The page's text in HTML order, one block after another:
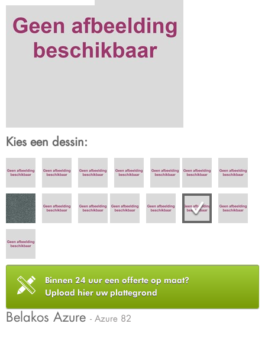
Kies een dessin:
Binnen 24 uur een offerte op maat?
Upload hier uw plattegrond
Belakos Azure - Azure 82